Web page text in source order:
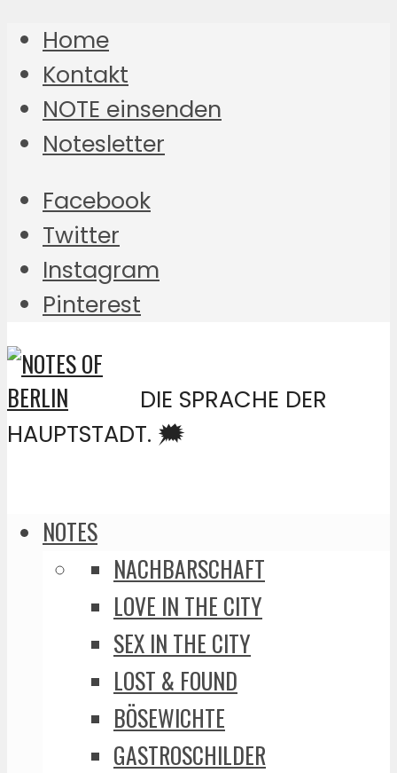
Home
Kontakt
NOTE einsenden
Notesletter
Facebook
Twitter
Instagram
Pinterest
DIE SPRACHE DER
HAUPTSTADT. 🗯️
NOTES
NACHBARSCHAFT
LOVE IN THE CITY
SEX IN THE CITY
LOST & FOUND
BÖSEWICHTE
GASTROSCHILDER